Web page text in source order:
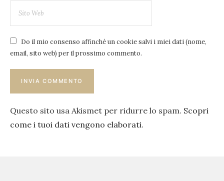
Do il mio consenso affinché un cookie salvi i miei dati (nome,
email, sito web) per il prossimo commento.
Questo sito usa Akismet per ridurre lo spam. Scopri
come i tuoi dati vengono elaborati.